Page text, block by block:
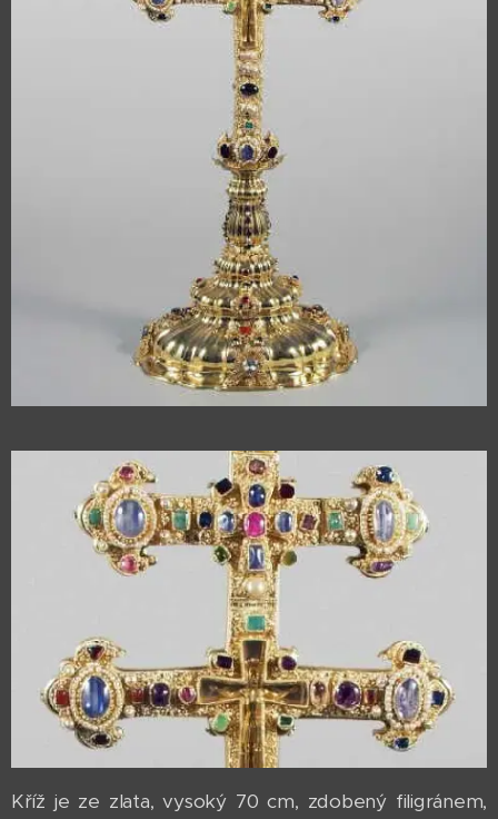
Kříž je ze zlata, vysoký 70 cm, zdobený filigránem,